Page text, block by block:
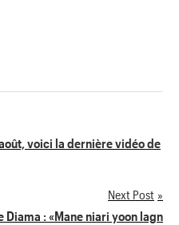
voici la dernière vidéo de
Next Post
Diama : «Mane niari yoon lagn